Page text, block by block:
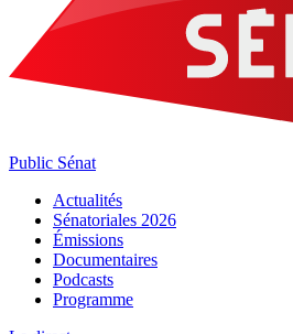
Public Sénat
Actualités
Sénatoriales 2026
Émissions
Documentaires
Podcasts
Programme